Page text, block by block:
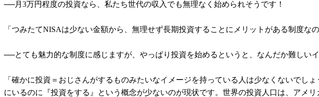
──月3万円程度の投資なら、私たち世代の収入でも無理なく始められそうです！
「つみたてNISAは少ない金額から、無理せず長期投資することにメリットがある制度な
──とても魅力的な制度に感じますが、やっぱり投資を始めるというと、なんだか難しい
「確かに投資＝おじさんがするものみたいなイメージを持っている人は少なくないで
にいるのに『投資をする』という概念が少ないのが現状です。世界の投資人口は、アメ